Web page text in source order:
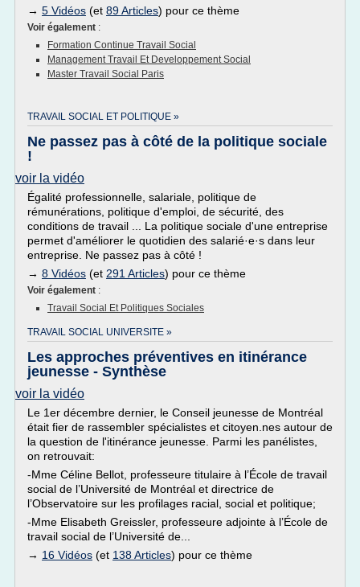
→ 5 Vidéos (et 89 Articles) pour ce thème
Voir également :
Formation Continue Travail Social
Management Travail Et Developpement Social
Master Travail Social Paris
TRAVAIL SOCIAL ET POLITIQUE »
Ne passez pas à côté de la politique sociale
!
voir la vidéo
Égalité professionnelle, salariale, politique de
rémunérations, politique d'emploi, de sécurité, des
conditions de travail ... La politique sociale d'une entreprise
permet d'améliorer le quotidien des salarié·e·s dans leur
entreprise. Ne passez pas à côté !
→ 8 Vidéos (et 291 Articles) pour ce thème
Voir également :
Travail Social Et Politiques Sociales
TRAVAIL SOCIAL UNIVERSITE »
Les approches préventives en itinérance
jeunesse - Synthèse
voir la vidéo
Le 1er décembre dernier, le Conseil jeunesse de Montréal
était fier de rassembler spécialistes et citoyen.nes autour de
la question de l'itinérance jeunesse. Parmi les panélistes,
on retrouvait:
-Mme Céline Bellot, professeure titulaire à l’École de travail
social de l’Université de Montréal et directrice de
l’Observatoire sur les profilages racial, social et politique;
-Mme Elisabeth Greissler, professeure adjointe à l’École de
travail social de l’Université de...
→ 16 Vidéos (et 138 Articles) pour ce thème